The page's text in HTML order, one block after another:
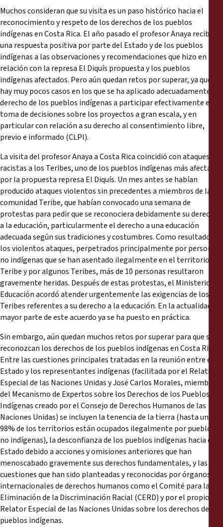
Muchos consideran que su visita es un paso histórico hacia el
reconocimiento y respeto de los derechos de los pueblos
indígenas en Costa Rica. El año pasado el profesor Anaya recibió
una respuesta positiva por parte del Estado y de los pueblos
indígenas a las observaciones y recomendaciones que hizo en
relación con la represa El Diquís propuesta y los pueblos
indígenas afectados. Pero aún quedan retos por superar, ya que
hay muy pocos casos en los que se ha aplicado adecuadamente el
derecho de los pueblos indígenas a participar efectivamente en la
toma de decisiones sobre los proyectos a gran escala, y en
particular con relación a su derecho al consentimiento libre,
previo e informado (CLPI).
La visita del profesor Anaya a Costa Rica coincidió con ataques
racistas a los Teribes, uno de los pueblos indígenas más afectados
por la propuesta represa El Diquís. Un mes antes se habían
producido ataques violentos sin precedentes a miembros de la
comunidad Teribe, que habían convocado una semana de
protestas para pedir que se reconociera debidamente su derecho
a la educación, particularmente el derecho a una educación
adecuada según sus tradiciones y costumbres. Como resultado de
los violentos ataques, perpetrados principalmente por personas
no indígenas que se han asentado ilegalmente en el territorio
Teribe y por algunos Teribes, más de 10 personas resultaron
gravemente heridas. Después de estas protestas, el Ministerio de
Educación acordó atender urgentemente las exigencias de los
Teribes referentes a su derecho a la educación. En la actualidad la
mayor parte de este acuerdo ya se ha puesto en práctica.
Sin embargo, aún quedan muchos retos por superar para que se
reconozcan los derechos de los pueblos indígenas en Costa Rica.
Entre las cuestiones principales tratadas en la reunión entre el
Estado y los representantes indígenas (facilitada por el Relator
Especial de las Naciones Unidas y José Carlos Morales, miembro
del Mecanismo de Expertos sobre los Derechos de los Pueblos
Indígenas creado por el Consejo de Derechos Humanos de las
Naciones Unidas) se incluyen la tenencia de la tierra (hasta un
98% de los territorios están ocupados ilegalmente por pueblos
no indígenas), la desconfianza de los pueblos indígenas hacia el
Estado debido a acciones y omisiones anteriores que han
menoscabado gravemente sus derechos fundamentales, y las
cuestiones que han sido planteadas y reconocidas por órganos
internacionales de derechos humanos como el Comité para la
Eliminación de la Discriminación Racial (CERD) y por el propio
Relator Especial de las Naciones Unidas sobre los derechos de los
pueblos indígenas.